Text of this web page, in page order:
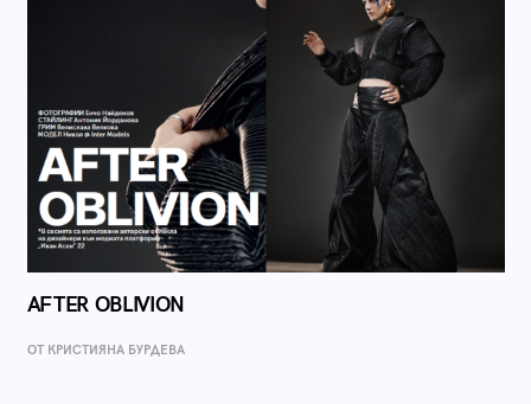
AFTER OBLIVION
ОТ КРИСТИЯНА БУРДЕВА